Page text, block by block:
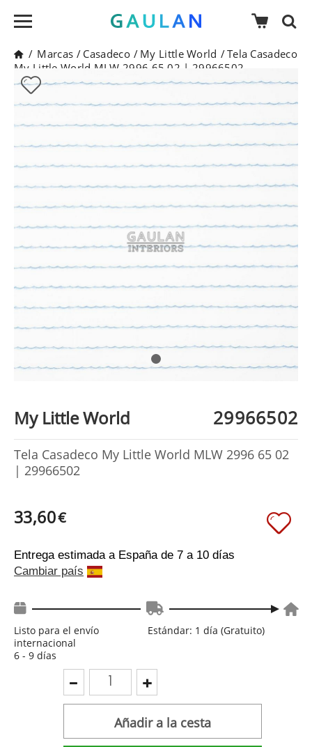
/ Marcas / Casadeco / My Little World /Tela Casadeco
My Little World MLW 2996 65 02 | 29966502
My Little World 29966502
Tela Casadeco My Little World MLW 2996 65 02
| 29966502
33,60€
Entrega estimada a España de 7 a 10 días
Cambiar país
Listo para el envío
internacional
6 - 9 días
Estándar: 1 día (Gratuito)
Añadir a la cesta